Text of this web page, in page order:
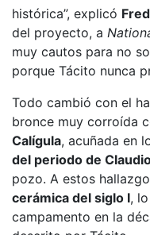
histórica”, explicó
del proyecto, a
muy cautos para no
porque Tácito nunca
Todo cambió con el
bronce muy corroída
Calígula, acuñada en
del periodo de
pozo. A estos
cerámica del siglo I,
campamento en la